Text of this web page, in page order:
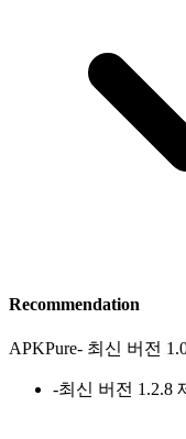
Recommendation
APKPure- 최신 버전
-최신 버전 1.2.8